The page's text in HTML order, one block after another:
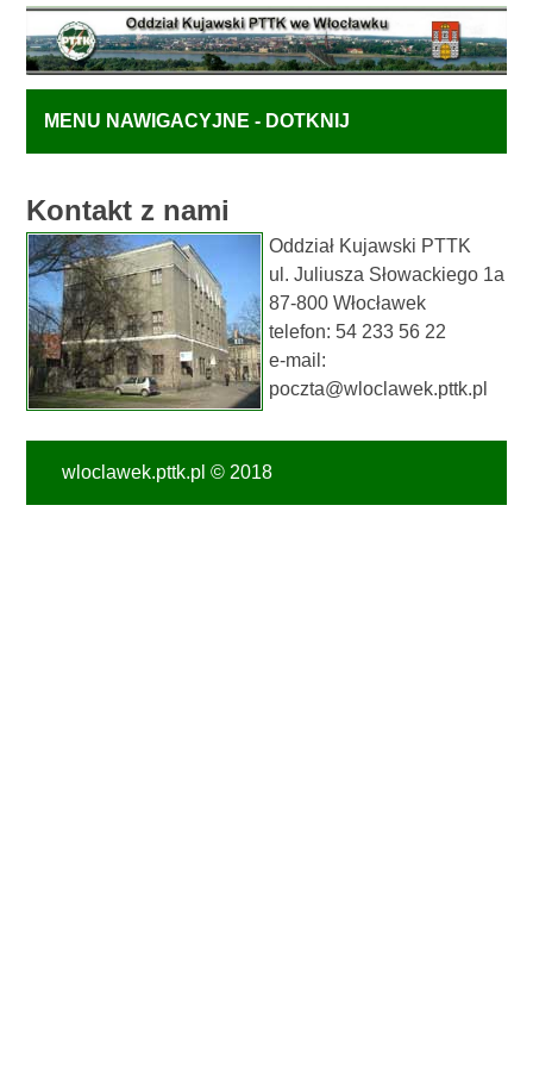
MENU NAWIGACYJNE - DOTKNIJ
Kontakt z nami
Oddział Kujawski PTTK
ul. Juliusza Słowackiego 1a
87-800 Włocławek
telefon: 54 233 56 22
e-mail:
poczta@wloclawek.pttk.pl
wloclawek.pttk.pl © 2018